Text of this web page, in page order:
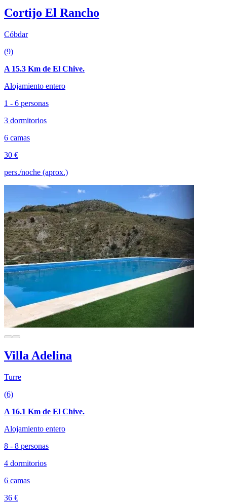
Cortijo El Rancho
Cóbdar
(9)
A 15.3 Km de El Chive.
Alojamiento entero
1 - 6 personas
3 dormitorios
6 camas
30 €
pers./noche (aprox.)
Villa Adelina
Turre
(6)
A 16.1 Km de El Chive.
Alojamiento entero
8 - 8 personas
4 dormitorios
6 camas
36 €